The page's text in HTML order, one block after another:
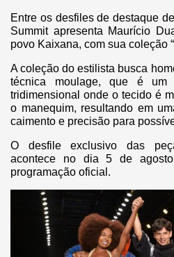
Entre os desfiles de destaque
Summit apresenta Maurício
povo Kaixana, com sua coleção
A coleção do estilista busca
técnica moulage, que é um
tridimensional onde o tecido é
o manequim, resultando em
caimento e precisão para
O desfile exclusivo das
acontece no dia 5 de
programação oficial.